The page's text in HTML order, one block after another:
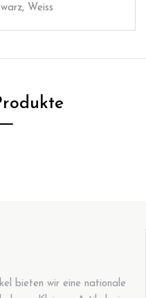
Weiss
bieten wir eine nationale